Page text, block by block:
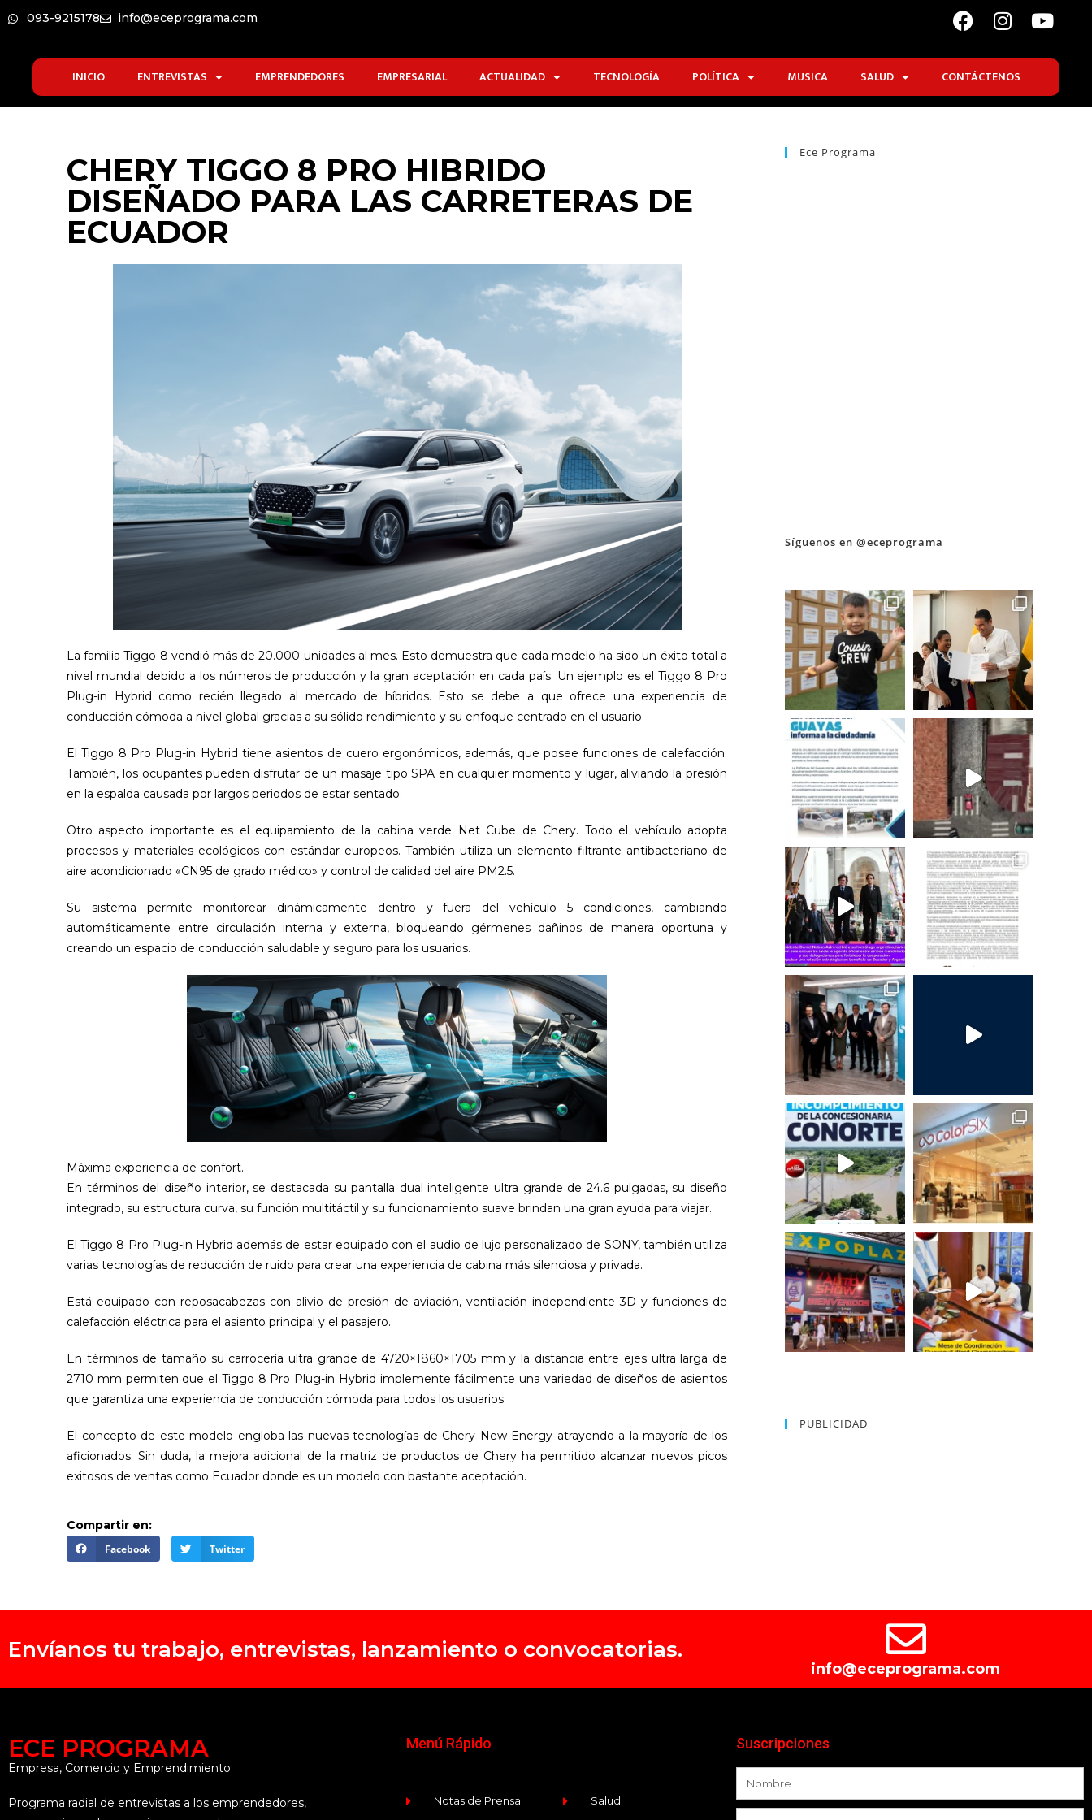
093-9215178 info@eceprograma.com
INICIO ENTREVISTAS EMPRENDEDORES EMPRESARIAL ACTUALIDAD TECNOLOGÍA POLÍTICA MUSICA SALUD CONTÁCTENOS
CHERY TIGGO 8 PRO HIBRIDO
DISEÑADO PARA LAS CARRETERAS DE
ECUADOR
La familia Tiggo 8 vendió más de 20.000 unidades al mes. Esto demuestra que cada modelo ha sido un éxito total a
nivel mundial debido a los números de producción y la gran aceptación en cada país. Un ejemplo es el Tiggo 8 Pro
Plug-in Hybrid como recién llegado al mercado de híbridos. Esto se debe a que ofrece una experiencia de
conducción cómoda a nivel global gracias a su sólido rendimiento y su enfoque centrado en el usuario.
El Tiggo 8 Pro Plug-in Hybrid tiene asientos de cuero ergonómicos, además, que posee funciones de calefacción.
También, los ocupantes pueden disfrutar de un masaje tipo SPA en cualquier momento y lugar, aliviando la presión
en la espalda causada por largos periodos de estar sentado.
Otro aspecto importante es el equipamiento de la cabina verde Net Cube de Chery. Todo el vehículo adopta
procesos y materiales ecológicos con estándar europeos. También utiliza un elemento filtrante antibacteriano de
aire acondicionado «CN95 de grado médico» y control de calidad del aire PM2.5.
Su sistema permite monitorear dinámicamente dentro y fuera del vehículo 5 condiciones, cambiando
automáticamente entre circulación interna y externa, bloqueando gérmenes dañinos de manera oportuna y
creando un espacio de conducción saludable y seguro para los usuarios.
Máxima experiencia de confort.
En términos del diseño interior, se destacada su pantalla dual inteligente ultra grande de 24.6 pulgadas, su diseño
integrado, su estructura curva, su función multitáctil y su funcionamiento suave brindan una gran ayuda para viajar.
El Tiggo 8 Pro Plug-in Hybrid además de estar equipado con el audio de lujo personalizado de SONY, también utiliza
varias tecnologías de reducción de ruido para crear una experiencia de cabina más silenciosa y privada.
Está equipado con reposacabezas con alivio de presión de aviación, ventilación independiente 3D y funciones de
calefacción eléctrica para el asiento principal y el pasajero.
En términos de tamaño su carrocería ultra grande de 4720×1860×1705 mm y la distancia entre ejes ultra larga de
2710 mm permiten que el Tiggo 8 Pro Plug-in Hybrid implemente fácilmente una variedad de diseños de asientos
que garantiza una experiencia de conducción cómoda para todos los usuarios.
El concepto de este modelo engloba las nuevas tecnologías de Chery New Energy atrayendo a la mayoría de los
aficionados. Sin duda, la mejora adicional de la matriz de productos de Chery ha permitido alcanzar nuevos picos
exitosos de ventas como Ecuador donde es un modelo con bastante aceptación.
Compartir en:
Facebook Twitter
Ece Programa
Síguenos en @eceprograma
PUBLICIDAD
Envíanos tu trabajo, entrevistas, lanzamiento o convocatorias.
info@eceprograma.com
ECE PROGRAMA
Empresa, Comercio y Emprendimiento
Programa radial de entrevistas a los emprendedores,
Menú Rápido
Notas de Prensa Salud
Suscripciones